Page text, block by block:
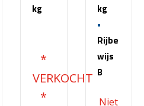
kg
kg
Rijbe
wijs
B